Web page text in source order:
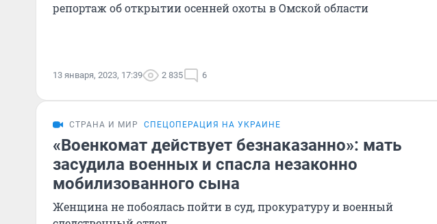
репортаж об открытии осенней охоты в Омской области
13 января, 2023, 17:39 2 835 6
СТРАНА И МИР СПЕЦОПЕРАЦИЯ НА УКРАИНЕ
«Военкомат действует безнаказанно»: мать
засудила военных и спасла незаконно
мобилизованного сына
Женщина не побоялась пойти в суд, прокуратуру и военный